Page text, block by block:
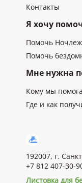
Контакты
Я хочу
Помочь
Помочь
Мне нужна
Кому мы
Где и как
192007, г.
+7 812 407-30-
Листовка для